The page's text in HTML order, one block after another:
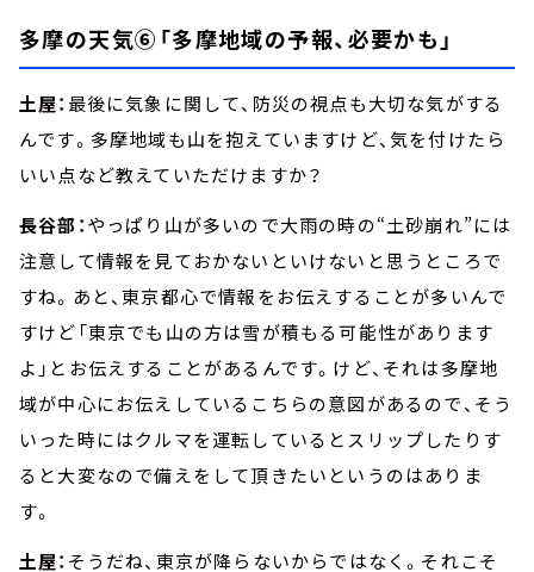
多摩の天気⑥「多摩地域の予報、必要かも」
土屋： 最後に気象に関して、防災の視点も大切な気がする
んです。多摩地域も山を抱えていますけど、気を付けたら
いい点など教えていただけますか？
長谷部：やっぱり山が多いので大雨の時の“土砂崩れ”には
注意して情報を見ておかないといけないと思うところで
すね。あと、東京都心で情報をお伝えすることが多いんで
すけど「東京でも山の方は雪が積もる可能性があります
よ」とお伝えすることがあるんです。けど、それは多摩地
域が中心にお伝えしているこちらの意図があるので、そう
いった時にはクルマを運転しているとスリップしたりす
ると大変なので備えをして頂きたいというのはありま
す。
土屋： そうだね、東京が降らないからではなく。それこそ